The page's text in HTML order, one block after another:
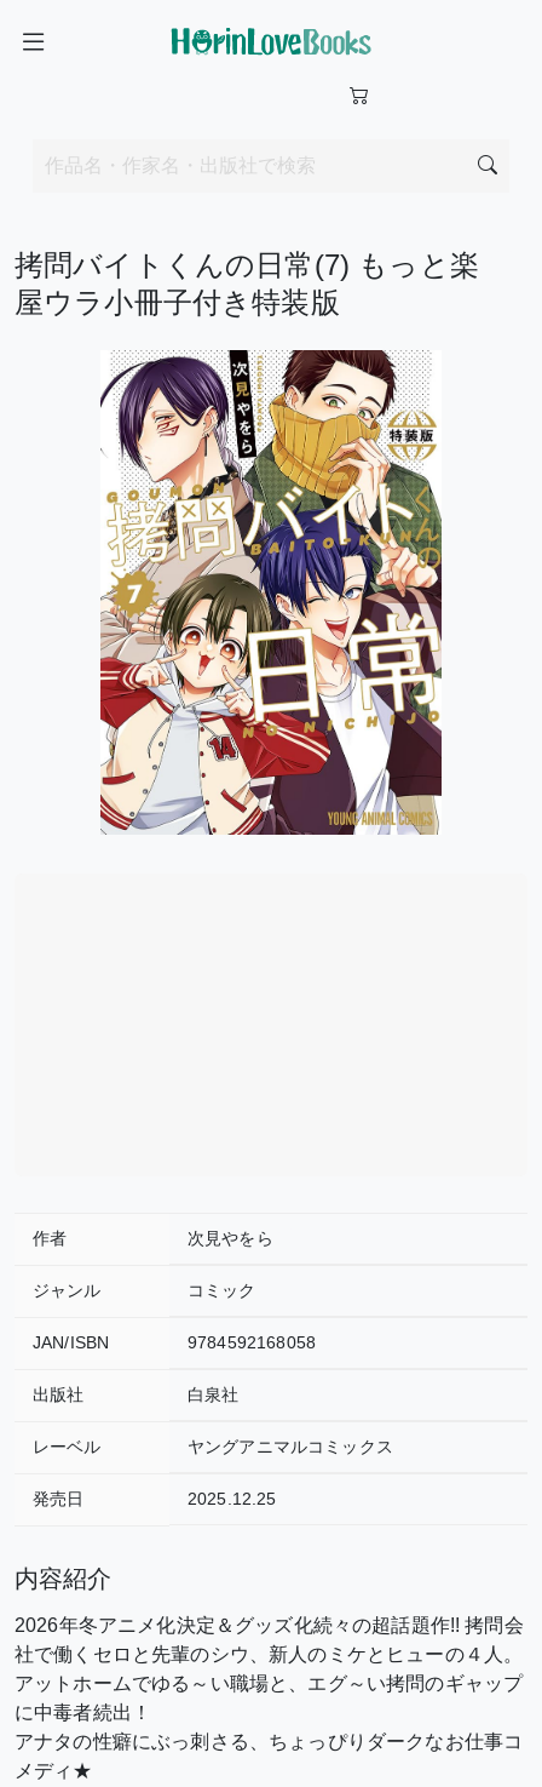
拷問バイトくんの日常(7) もっと楽
屋ウラ小冊子付き特装版
作者 次見やをら
ジャンル コミック
JAN/ISBN 9784592168058
出版社 白泉社
レーベル ヤングアニマルコミックス
発売日 2025.12.25
内容紹介
2026年冬アニメ化決定＆グッズ化続々の超話題作!! 拷問会
社で働くセロと先輩のシウ、新人のミケとヒューの４人。
アットホームでゆる～い職場と、エグ～い拷問のギャップ
に中毒者続出！
アナタの性癖にぶっ刺さる、ちょっぴりダークなお仕事コ
メディ★